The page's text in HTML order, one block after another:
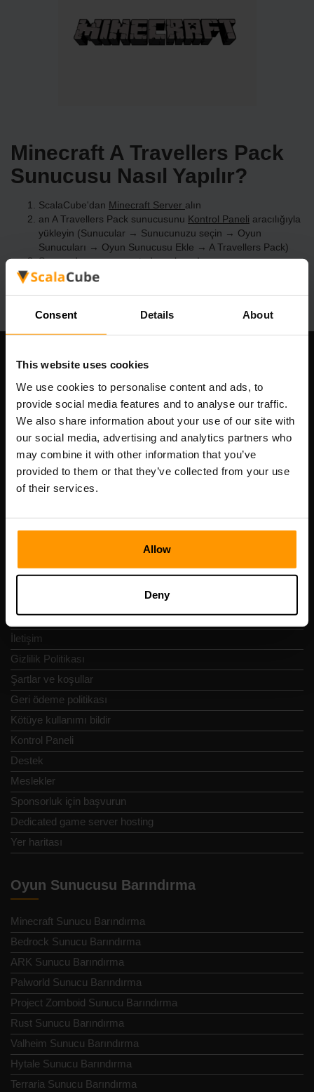
Consent Details About
This website uses cookies
We use cookies to personalise content and ads, to
provide social media features and to analyse our traffic.
We also share information about your use of our site with
our social media, advertising and analytics partners who
may combine it with other information that you’ve
provided to them or that they’ve collected from your use
of their services.
Allow
Deny
Minecraft A Travellers Pack
Sunucusu Nasıl Yapılır?
ScalaCube'dan Minecraft Server alın
an A Travellers Pack sunucusunu Kontrol Paneli aracılığıyla
yükleyin (Sunucular → Sunucunuzu seçin → Oyun
Sunucuları → Oyun Sunucusu Ekle → A Travellers Pack)
Sunucuda oynamanın tadını çıkarın!
Şirketimiz
Scalable Hosting Solutions OÜ
Tescil kodu: 14652605
KDV numarası: EE102133820
Adres: Harju maakond, Tallinn, Kesklinna linnaosa,
Vesivärava tn 50-201, 10152
Hızlı Nav
İncelemeler
İletişim
Gizlilik Politikası
Şartlar ve koşullar
Geri ödeme politikası
Kötüye kullanımı bildir
Kontrol Paneli
Destek
Meslekler
Sponsorluk için başvurun
Dedicated game server hosting
Yer haritası
Oyun Sunucusu Barındırma
Minecraft Sunucu Barındırma
Bedrock Sunucu Barındırma
ARK Sunucu Barındırma
Palworld Sunucu Barındırma
Project Zomboid Sunucu Barındırma
Rust Sunucu Barındırma
Valheim Sunucu Barındırma
Hytale Sunucu Barındırma
Terraria Sunucu Barındırma